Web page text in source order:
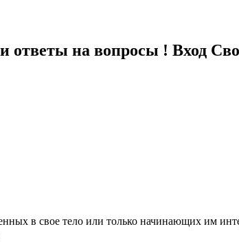
ответы на вопросы ! Вход
в свое тело или только начинающих им